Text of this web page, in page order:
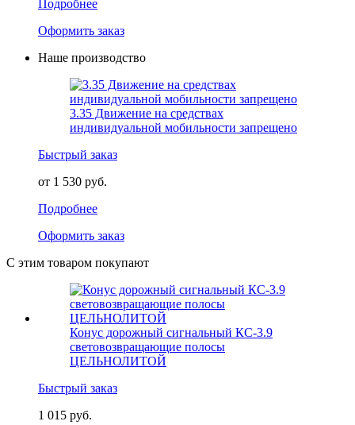
Подробнее
Оформить заказ
Наше производство
3.35 Движение на средствах
индивидуальной мобильности запрещено
Быстрый заказ
от 1 530 руб.
Подробнее
Оформить заказ
С этим товаром покупают
Конус дорожный сигнальный КС-3.9
световозвращающие полосы
ЦЕЛЬНОЛИТОЙ
Быстрый заказ
1 015 руб.